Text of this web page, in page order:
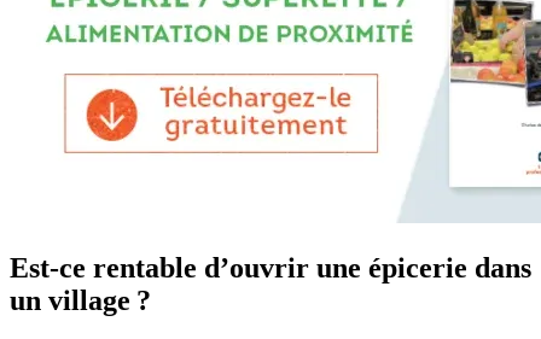
Est-ce rentable d’ouvrir une épicerie dans
un village ?